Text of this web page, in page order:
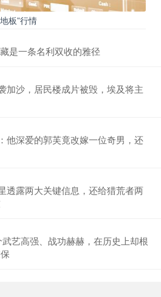
板”行情
是一条名利双收的雅径
加沙，居民楼成片被毁，埃及将主
他深爱的郭芙竟改嫁一位奇男，还
透露两大关键信息，还给猎荒者两
艺高强、战功赫赫，在历史上却根